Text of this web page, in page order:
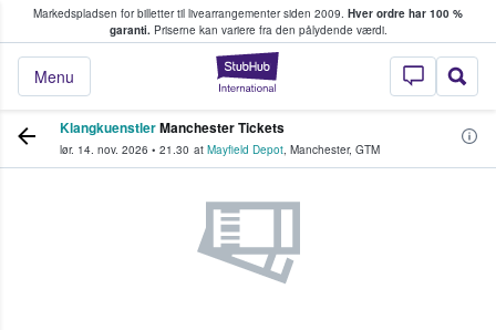
Markedspladsen for billetter til livearrangementer siden 2009. Hver ordre har 100 %
garanti.Priserne kan variere fra den pålydende værdi.
StubHub - Hvor
Menu
køber og sælger billetter
KlangkuenstlerManchester Tickets
lør. 14. nov. 2026 • 21.30 at Mayfield Depot, Manchester, GTM